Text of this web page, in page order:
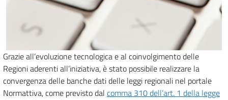
Grazie all’evoluzione tecnologica e al coinvolgimento delle
Regioni aderenti all’iniziativa, è stato possibile realizzare la
convergenza delle banche dati delle leggi regionali nel portale
Normattiva, come previsto dal comma 310 dell’art. 1 della legge